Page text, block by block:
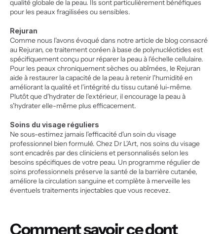
qualité globale de la peau. Ils sont particulièrement bénéfiques
pour les peaux fragilisées ou sensibles.
Rejuran
Comme nous l'avons évoqué dans notre article de blog consacré
au Rejuran, ce traitement coréen à base de polynucléotides est
spécifiquement conçu pour réparer la peau à l'échelle cellulaire.
Pour les peaux chroniquement sèches ou abîmées, le Rejuran
aide à restaurer la capacité de la peau à retenir l'humidité en
améliorant la qualité et l'intégrité du tissu cutané lui-même.
Plutôt que d'hydrater de l'extérieur, il encourage la peau à
s'hydrater elle-même plus efficacement.
Soins du visage réguliers
Ne sous-estimez jamais l'efficacité d'un soin du visage
professionnel bien formulé. Chez Dr L'Art, nos soins du visage
sont encadrés par des cliniciens et personnalisés selon les
besoins spécifiques de votre peau. Un programme régulier de
soins professionnels préserve la santé de la barrière cutanée,
améliore la circulation sanguine et complète à merveille les
éventuels traitements injectables que vous recevez.
Comment savoir ce dont